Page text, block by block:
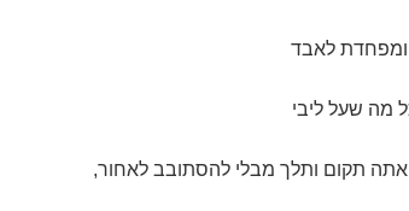
ומפחדת לאבד
מה שעל ליבי
תקום ותלך מבלי להסתובב לאחור,